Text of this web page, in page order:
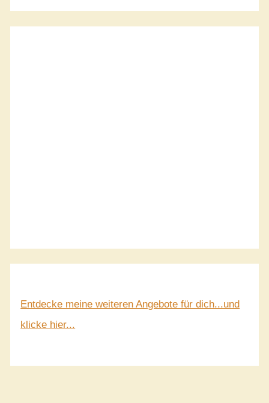
Entdecke meine weiteren Angebote für dich...und
klicke hier...